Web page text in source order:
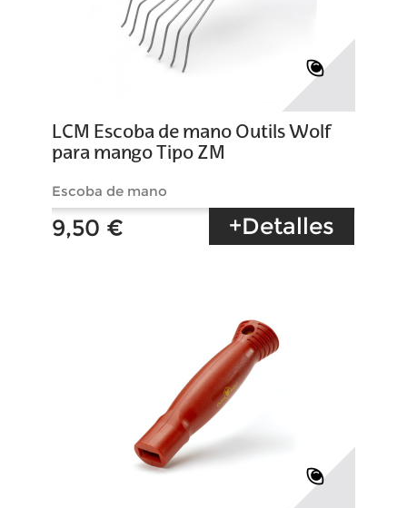
LCM Escoba de mano Outils Wolf
para mango Tipo ZM
Escoba de mano
9,50 € +Detalles